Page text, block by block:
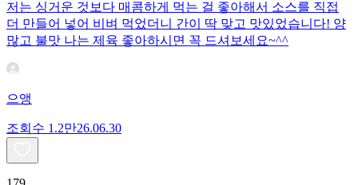
저는 싱거운 것보다 매콤하게 먹는 걸 좋아해서 소스를 직접
더 만들어 넣어 비벼 먹었더니 간이 딱 맞고 맛있었습니다! 양
많고 불맛 나는 제육 좋아하시면 꼭 드셔보세요~^^
으앵
조회수 1.2만26.06.30